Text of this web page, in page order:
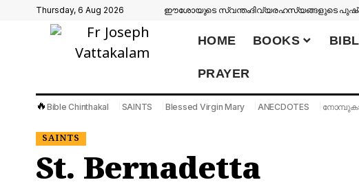
Thursday, 6 Aug 2026 ഈശോയുടെ സ്വന്തംദിവ്യരഹസ്യങ്ങളുടെ
HOME BOOKS
PRAYER
🔥 Bible Chinthakal SAINTS Blessed Virgin Mary ANECDOTES
SAINTS
St. Bernadetta